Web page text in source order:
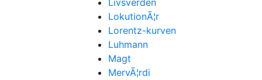
Livsverden
LokutionÃ¦r
Lorentz-kurven
Luhmann
Magt
MervÃ¦rdi